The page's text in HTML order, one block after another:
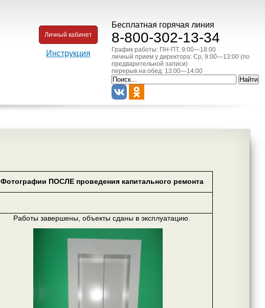
Бесплатная горячая линия
8-800-302-13-34
График работы: ПН-ПТ, 9:00—18:00
личный прием у директора: Ср, 9:00—13:00 (по
предварительной записи)
перерыв на обед: 13:00—14:00
Личный кабинет
Инструкция
Фотографии ПОСЛЕ проведения капитального ремонта
Работы завершены, объекты сданы в эксплуатацию.